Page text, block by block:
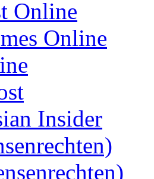
Online
Online
Insider